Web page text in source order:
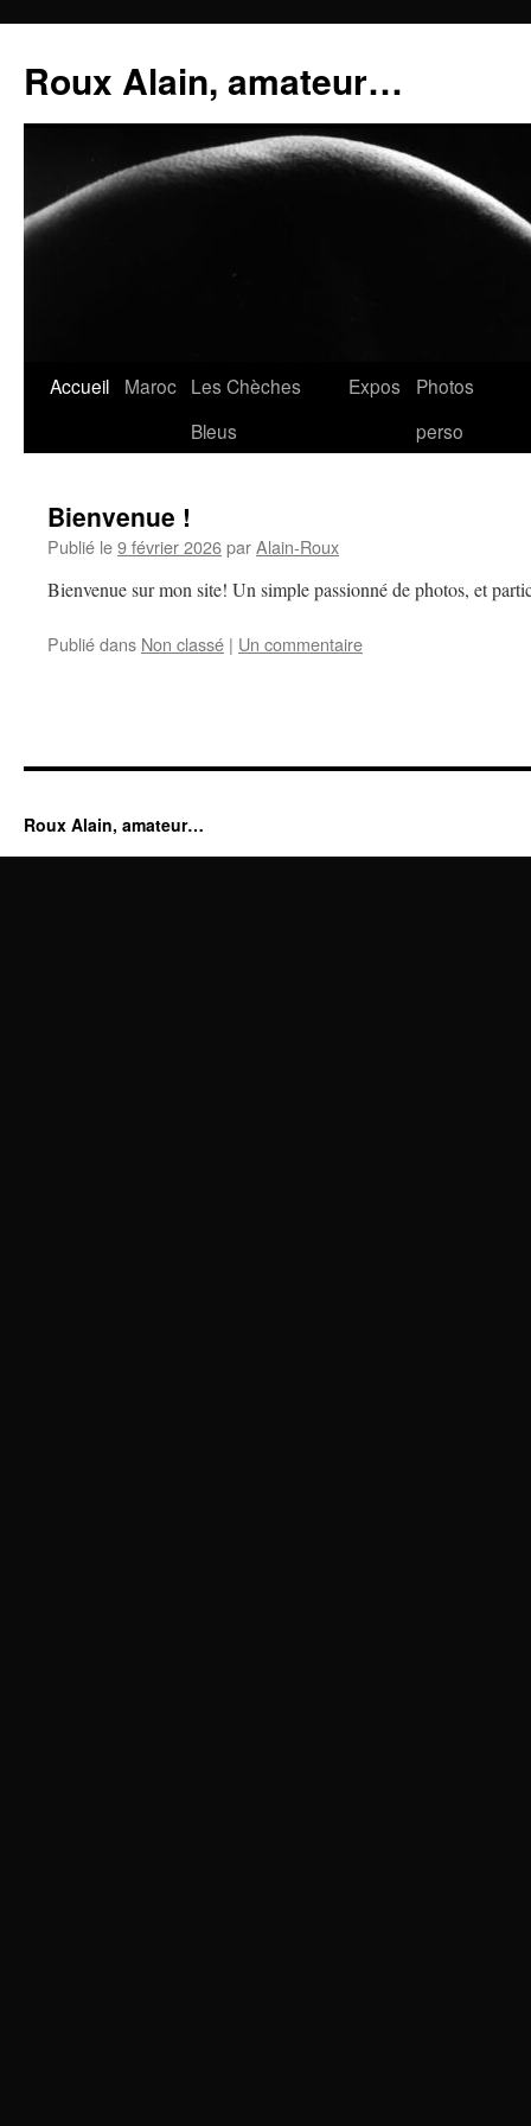
contenu
Roux Alain, amateur…
Accueil Maroc Les Chèches
Bleus
Expos
Photos
perso
Bienvenue !
Publié le9 février 2026parAlain-Roux
Bienvenue sur mon site! Un simple passionné de photos, et
Publié dans Non classé | Un commentaire
Roux Alain, amateur…